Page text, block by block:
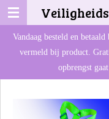
Ga
direct
Vandaag besteld en
vermeld bij product.
opbrengst